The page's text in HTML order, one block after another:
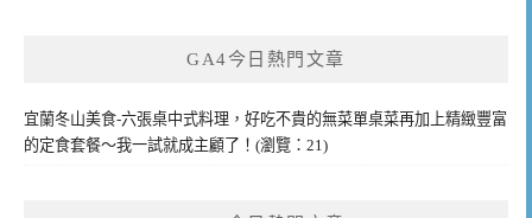
GA4今日熱門文章
宜蘭冬山美食-六張桌中式料理，好吃不貴的無菜單桌菜再加上精緻豐富
的定食套餐～我一試就成主顧了！(瀏覽：21)